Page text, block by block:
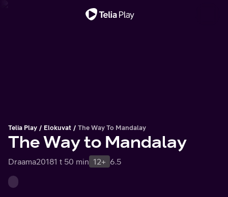
Telia Play Elokuvat The Way To Mandalay
The Way to Mandalay
Draama20181 t 50 min 12+ 6.5